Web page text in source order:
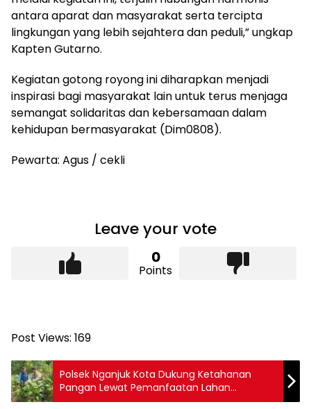
antara aparat dan masyarakat serta tercipta
lingkungan yang lebih sejahtera dan peduli,” ungkap
Kapten Gutarno.
Kegiatan gotong royong ini diharapkan menjadi
inspirasi bagi masyarakat lain untuk terus menjaga
semangat solidaritas dan kebersamaan dalam
kehidupan bermasyarakat (Dim0808).
Pewarta: Agus / cekli
Leave your vote
0
Points
Post Views: 169
Polsek Nganjuk Kota Dukung Ketahanan
Pangan Lewat Pemanfaatan Lahan
Perkarangan